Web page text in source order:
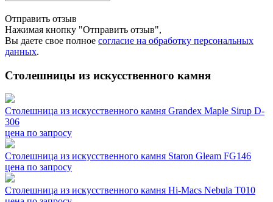
Отправить отзыв
Нажимая кнопку "Отправить отзыв",
Вы даете свое полное согласие на обработку персональных
данных.
Столешницы из искусственного камня
Столешница из искусственного камня Grandex Maple Sirup D-
306
цена по запросу
Столешница из искусственного камня Staron Gleam FG146
цена по запросу
Столешница из искусственного камня Hi-Macs Nebula T010